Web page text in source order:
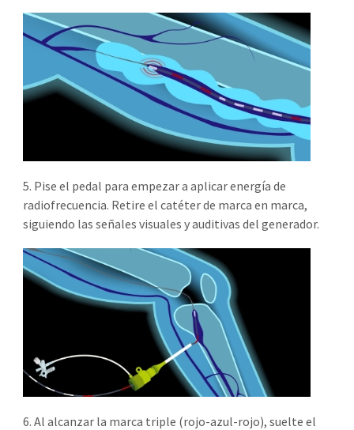
5. Pise el pedal para empezar a aplicar energía de
radiofrecuencia. Retire el catéter de marca en marca,
siguiendo las señales visuales y auditivas del generador.
6. Al alcanzar la marca triple (rojo-azul-rojo), suelte el